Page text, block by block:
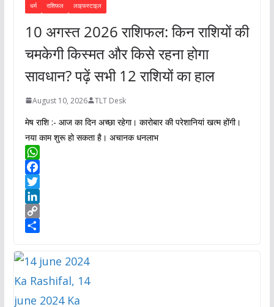
धर्म राशिफल लाइफस्टाइल
10 अगस्त 2026 राशिफल: किन राशियों की
चमकेगी किस्मत और किसे रहना होगा
सावधान? पढ़ें सभी 12 राशियों का हाल
August 10, 2026 TLT Desk
मेष राशि :- आज का दिन अच्छा रहेगा। कारोबार की परेशानियां खत्म होंगी।
नया काम शुरू हो सकता है। अचानक धनलाभ
W
h
a
t
s
p
p
F
a
c
e
o
o
k
T
w
i
t
e
r
L
i
k
e
d
I
C
p
y
L
i
h
a
r
e